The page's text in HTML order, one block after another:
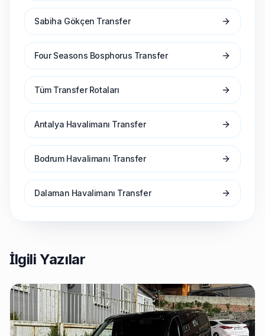
Sabiha Gökçen Transfer
Four Seasons Bosphorus Transfer
Tüm Transfer Rotaları
Antalya Havalimanı Transfer
Bodrum Havalimanı Transfer
Dalaman Havalimanı Transfer
İlgili Yazılar